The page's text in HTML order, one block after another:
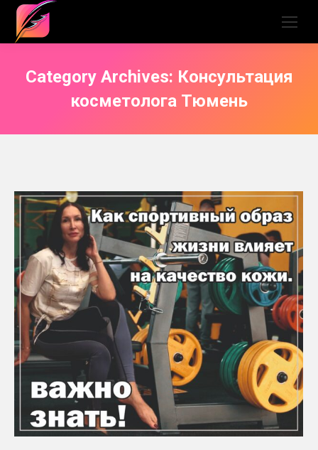
Category Archives: Консультация
косметолога Тюмень